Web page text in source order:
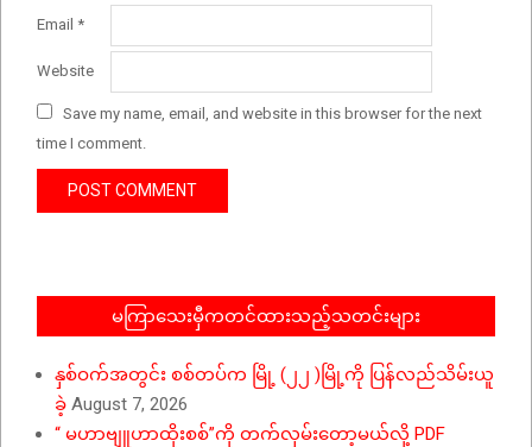
Email *
Website
Save my name, email, and website in this browser for the next
time I comment.
မကြာသေးမှီကတင်ထားသည့်သတင်းများ
နှစ်ဝက်အတွင်း စစ်တပ်က မြို့ (၂၂ )မြို့ကို ပြန်လည်သိမ်းယူ
ခဲ့ August 7, 2026
“ မဟာဗျူဟာထိုးစစ်”ကို တက်လှမ်းတော့မယ်လို့ PDF